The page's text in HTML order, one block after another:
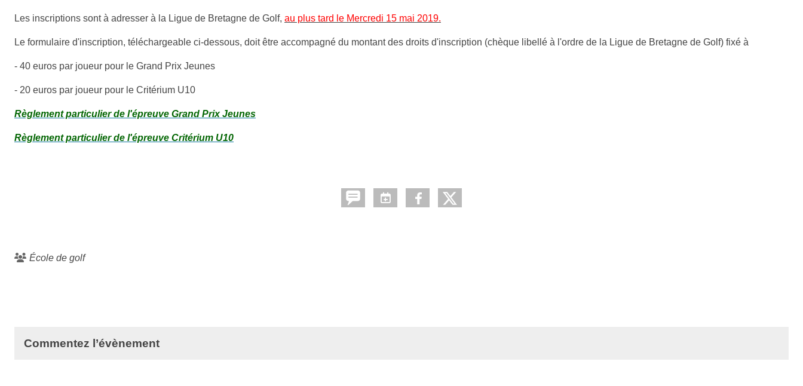
Les inscriptions sont à adresser à la Ligue de Bretagne de Golf, au plus tard le Mercredi 15 mai 2019.
Le formulaire d'inscription, téléchargeable ci-dessous, doit être accompagné du montant des droits d'inscription (chèque libellé à l'ordre de la Ligue de Bretagne de Golf) fixé à
- 40 euros par joueur pour le Grand Prix Jeunes
- 20 euros par joueur pour le Critérium U10
Règlement particulier de l'épreuve Grand Prix Jeunes
Règlement particulier de l'épreuve Critérium U10
École de golf
Commentez l’évènement